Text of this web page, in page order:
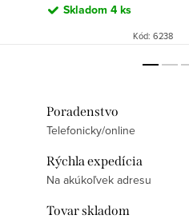
Skladom 4 ks
Kód: 6238
Poradenstvo
Telefonicky/online
Rýchla expedícia
Na akúkoľvek adresu
Tovar skladom